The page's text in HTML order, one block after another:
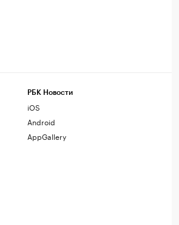
РБК Новости
iOS
Android
AppGallery